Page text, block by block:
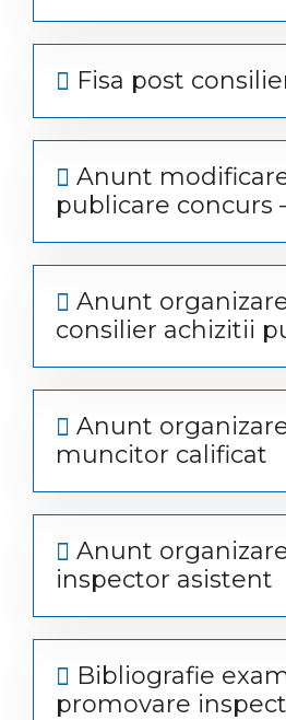
Fisa post
Anunt
publicare concurs
Anunt
consilier achizitii
Anunt
muncitor calificat
Anunt
inspector asistent
Bibliografie
promovare